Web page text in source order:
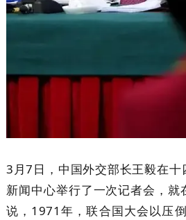
3月7日，中国外交部长王毅在十
新闻中心举行了一次记者会，就
说，1971年，联合国大会以压